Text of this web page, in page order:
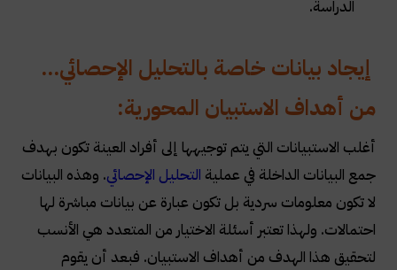
الدراسة.
إيجاد بيانات خاصة بالتحليل الإحصائي...
من أهداف الاستبيان المحورية:
أغلب الاستبيانات التي يتم توجيهها إلى أفراد العينة تكون بهدف
جمع البيانات الداخلة في عملية التحليل الإحصائي. وهذه البيانات
لا تكون معلومات سردية بل تكون عبارة عن بيانات مباشرة لها
احتمالات. ولهذا تعتبر أسئلة الاختيار من المتعدد هي الأنسب
لتحقيق هذا الهدف من أهداف الاستبيان. فبعد أن يقوم